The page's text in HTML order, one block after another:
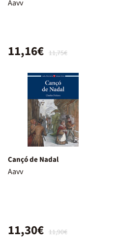
Aavv
11,75€
11,16€
Cançó de Nadal
Aavv
11,90€
11,30€